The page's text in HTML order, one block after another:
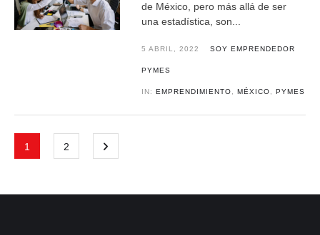
de México, pero más allá de ser
una estadística, son...
5 ABRIL, 2022 SOY EMPRENDEDOR
PYMES
IN:EMPRENDIMIENTO ,MÉXICO ,PYMES
1 2